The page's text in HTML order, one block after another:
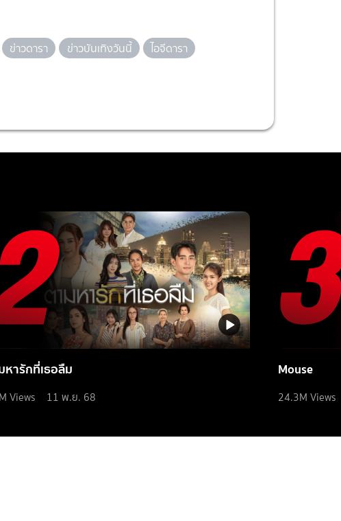
ข่าวดารา ข่าวบันเทิงวันนี้
ไอจีดารา
หารักที่เธอลืม
Views 11 พ.ย. 68
Mouse
24.3M Views